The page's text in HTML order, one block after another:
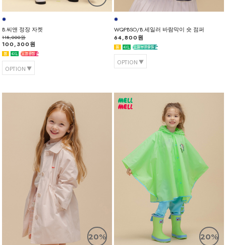
B.씨앤 정장 자켓
118,000원
100,300원
OPTION
WQPBSO/B.세일러 바람막이 숏 점퍼
64,800원
OPTION
20% 20%